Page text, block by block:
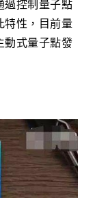
過控制量子點
特性，目前量
動式量子點發